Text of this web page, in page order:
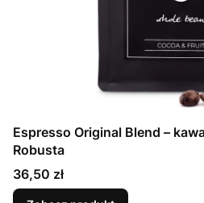
Espresso Original Blend –
Robusta
Cena
36,50 zł